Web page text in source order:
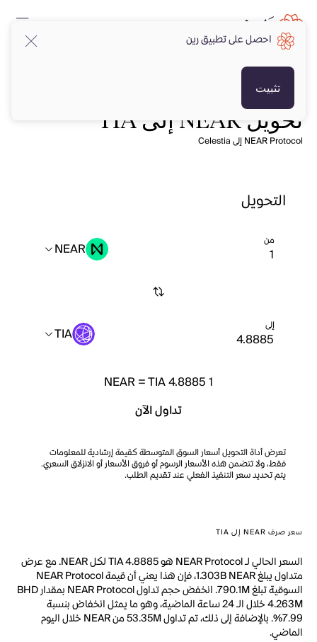
تحويل NEAR إلى TIA
NEAR Protocol إلى Celestia
التحويل
من NEAR
إلى TIA
1
NEAR =TIA 4.8885
تداول الآن
تعرض أداة التحويل أسعار السوق المتوسطة كقيمة إرشادية للمعلومات
فقط، ولا تتضمن هذه الأسعار الرسوم أو فروق الأسعار أو الانزلاق السعري.
يتم تحديد سعر التنفيذ الفعلي عند تقديم الطلب.
سعر صرف NEAR إلى TIA
السعر الحالي لـ NEAR Protocol هو TIA 4.8885 لكل NEAR. مع عرض
متداول يبلغ 1.303B NEAR، فإن هذا يعني أن قيمة NEAR Protocol
السوقية تبلغ 790.1M. انخفض حجم تداول NEAR Protocol بمقدار BHD
4.263M خلال الـ 24 ساعة الماضية، وهو ما يمثل انخفاض بنسبة
7.99%. بالإضافة إلى ذلك، تم تداول 53.35M من NEAR خلال اليوم
الماضي.
احصل على تطبيق رين
تثبيت